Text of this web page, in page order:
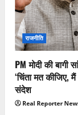
राजनीति
PM मोदी की
‘चिंता मत कीजिए,
संदेश
Real Reporter